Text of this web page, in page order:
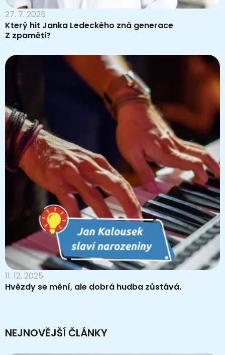
27. 7. 2025
Který hit Janka Ledeckého zná generace
Z zpaměti?
11. 12. 2025
Hvězdy se mění, ale dobrá hudba zůstává.
NEJNOVĚJŠÍ ČLÁNKY